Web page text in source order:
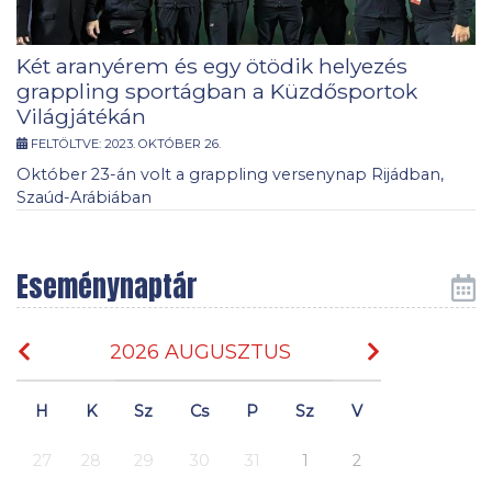
Két aranyérem és egy ötödik helyezés
grappling sportágban a Küzdősportok
Világjátékán
FELTÖLTVE: 2023. OKTÓBER 26.
Október 23-án volt a grappling versenynap Rijádban,
Szaúd-Arábiában
Eseménynaptár
2026 AUGUSZTUS
H K Sz Cs P Sz V
27 28 29 30 31 1
2